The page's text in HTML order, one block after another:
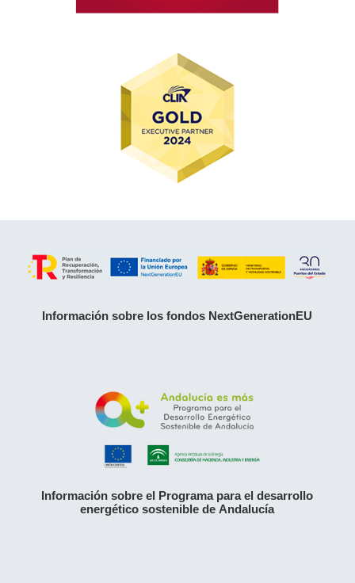
Información sobre los fondos NextGenerationEU
Información sobre el Programa para el desarrollo
energético sostenible de Andalucía